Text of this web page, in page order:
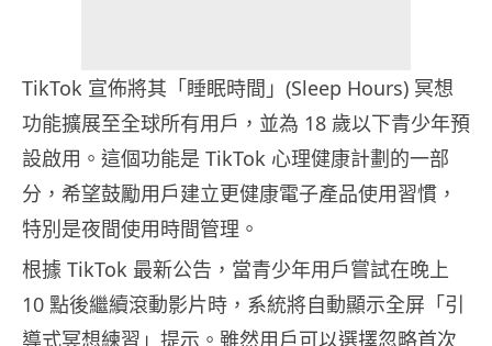
TikTok 宣佈將其「睡眠時間」(Sleep Hours) 冥想
功能擴展至全球所有用戶，並為 18 歲以下青少年預
設啟用。這個功能是 TikTok 心理健康計劃的一部
分，希望鼓勵用戶建立更健康電子產品使用習慣，
特別是夜間使用時間管理。
根據 TikTok 最新公告，當青少年用戶嘗試在晚上
10 點後繼續滾動影片時，系統將自動顯示全屏「引
導式冥想練習」提示。雖然用戶可以選擇忽略首次